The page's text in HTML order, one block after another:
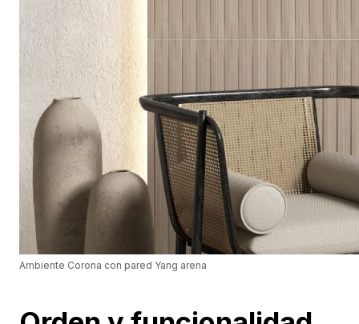
Ambiente Corona con pared Yang arena